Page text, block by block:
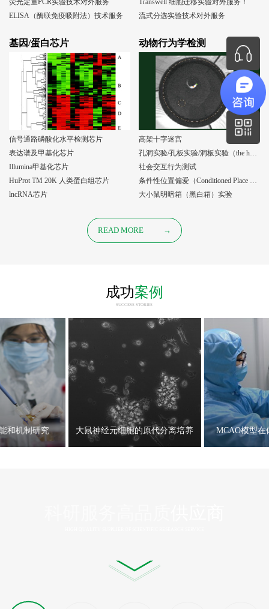
荧光定量PCR实验技术对外服务
ELISA（酶联免疫吸附法）技术服务
Transwell 细胞迁移实验对外服务！
流式分选实验技术对外服务
基因/蛋白芯片
信号通路磷酸化水平检测芯片
表达谱及甲基化芯片
Illumina甲基化芯片
HuProt TM 20K 人类蛋白组芯片
lncRNA芯片
动物行为学检测
高架十字迷宫
孔洞实验/孔板实验/洞板实验（the holeboard test）
社会交互行为测试
条件性位置偏爱（Conditioned Place Preference, CPP）实验
大小鼠明暗箱（黑白箱）实验
READ MORE →
成功案例
SUCCESS STORIES
和机制研究 大鼠神经元细胞的原代分离培养 MCAO模型在